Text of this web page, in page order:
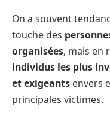
On a souvent
touche des
organisées, mais en
individus les plus
et exigeants envers
principales victimes.